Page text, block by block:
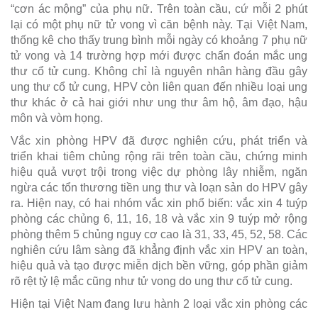
“cơn ác mộng” của phụ nữ. Trên toàn cầu, cứ mỗi 2 phút
lại có một phụ nữ tử vong vì căn bệnh này. Tại Việt Nam,
thống kê cho thấy trung bình mỗi ngày có khoảng 7 phụ nữ
tử vong và 14 trường hợp mới được chẩn đoán mắc ung
thư cổ tử cung. Không chỉ là nguyên nhân hàng đầu gây
ung thư cổ tử cung, HPV còn liên quan đến nhiều loại ung
thư khác ở cả hai giới như ung thư âm hộ, âm đạo, hậu
môn và vòm họng.
Vắc xin phòng HPV đã được nghiên cứu, phát triển và
triển khai tiêm chủng rộng rãi trên toàn cầu, chứng minh
hiệu quả vượt trội trong việc dự phòng lây nhiễm, ngăn
ngừa các tổn thương tiền ung thư và loạn sản do HPV gây
ra. Hiện nay, có hai nhóm vắc xin phổ biến: vắc xin 4 tuýp
phòng các chủng 6, 11, 16, 18 và vắc xin 9 tuýp mở rộng
phòng thêm 5 chủng nguy cơ cao là 31, 33, 45, 52, 58. Các
nghiên cứu lâm sàng đã khẳng định vắc xin HPV an toàn,
hiệu quả và tạo được miễn dịch bền vững, góp phần giảm
rõ rệt tỷ lệ mắc cũng như tử vong do ung thư cổ tử cung.
Hiện tại Việt Nam đang lưu hành 2 loại vắc xin phòng các